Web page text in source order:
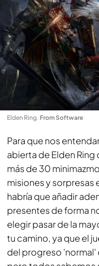
Elden Ring. From Software
Para que nos
abierta de Elden
más de 30
misiones y sorpresas
habría que añadir
presentes de forma
elegir pasar de la
tu camino, ya que el
del progreso 'normal'